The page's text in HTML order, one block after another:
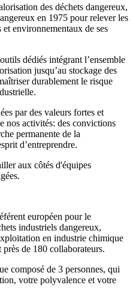
des déchets dangereux,
en 1975 pour relever les
environnementaux de ses
dédiés intégrant l’ensemble
jusqu’au stockage des
durablement le risque
par des valeurs fortes et
nos activités: des convictions
permanente de la
d’entreprendre.
aux côtés d'équipes
européen pour le
industriels dangereux,
en industrie chimique
de 180 collaborateurs.
composé de 3 personnes, qui
votre polyvalence et votre